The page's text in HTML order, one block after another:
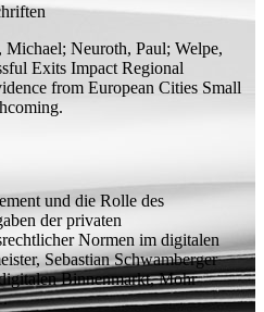
Michael; Neuroth, Paul; Welpe,
Exits Impact Regional
from European Cities Small
und die Rolle des
der privaten
Normen im digitalen
Sebastian Schwamberger
Binnenmarkt, Mohr